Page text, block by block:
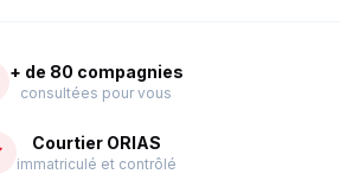
+ de 80 compagnies
consultées pour vous
Courtier ORIAS
immatriculé et contrôlé